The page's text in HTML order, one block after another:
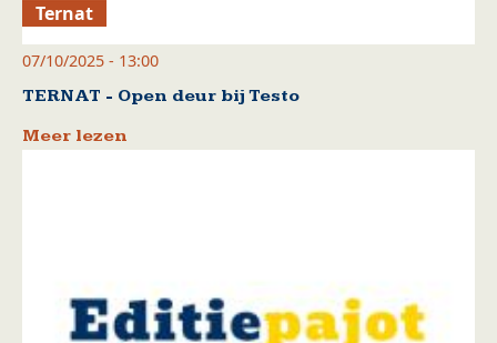
Ternat
07/10/2025 - 13:00
TERNAT - Open deur bij Testo
Meer lezen